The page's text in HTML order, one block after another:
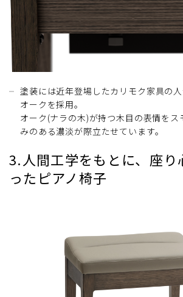
塗装には近年登場したカリモク家具の
オークを採用。
オーク(ナラの木)が持つ木目の表情を
みのある濃淡が際立たせています。
3.人間工学をもとに、座り
ったピアノ椅子